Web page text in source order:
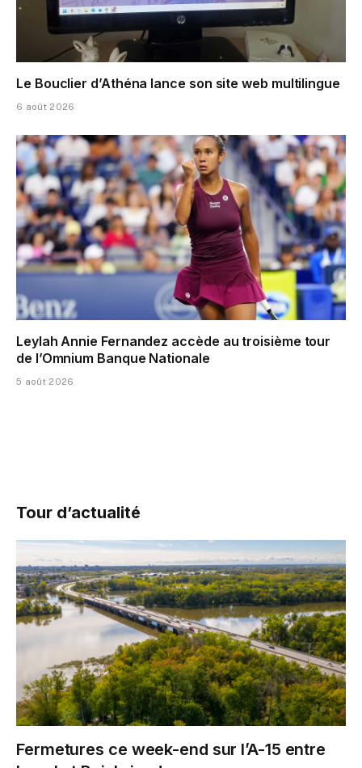
Le Bouclier d’Athéna lance son site web multilingue
6 août 2026
Leylah Annie Fernandez accède au troisième tour
de l’Omnium Banque Nationale
5 août 2026
Tour d’actualité
Fermetures ce week-end sur l’A-15 entre